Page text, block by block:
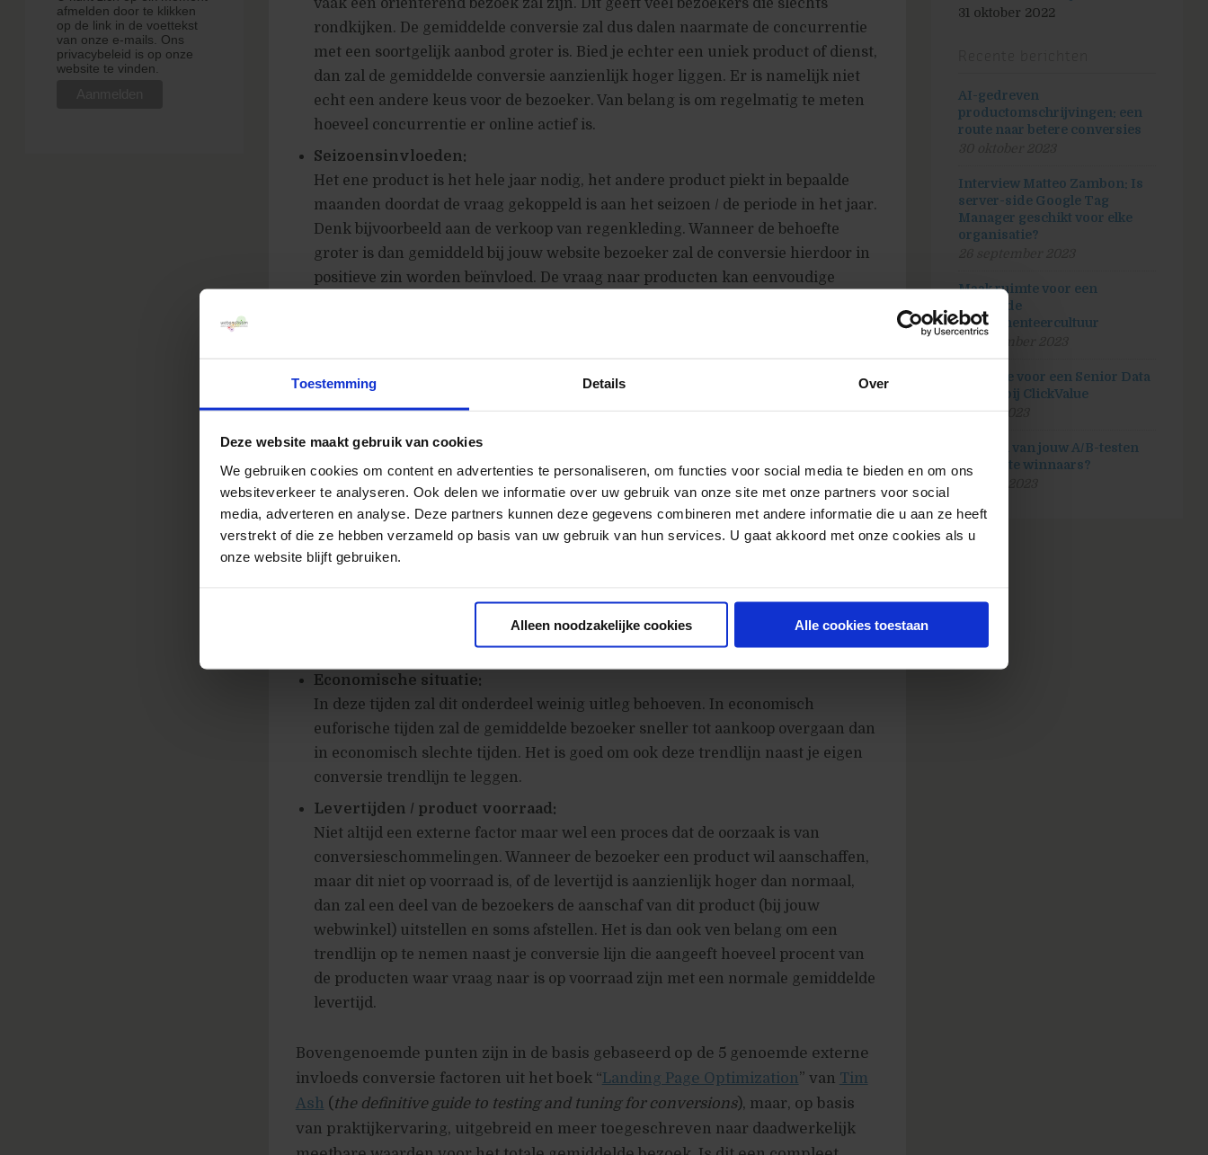
Toestemming Details Over
Deze website maakt gebruik van cookies
We gebruiken cookies om content en advertenties te personaliseren, om functies voor social media te bieden en om ons
websiteverkeer te analyseren. Ook delen we informatie over uw gebruik van onze site met onze partners voor social
media, adverteren en analyse. Deze partners kunnen deze gegevens combineren met andere informatie die u aan ze heeft
verstrekt of die ze hebben verzameld op basis van uw gebruik van hun services. U gaat akkoord met onze cookies als u
onze website blijft gebruiken.
Alleen noodzakelijke cookies Alle cookies toestaan
afmelden door te klikken
op de link in de voettekst
van onze e-mails. Ons
privacybeleid is op onze
website te vinden.
vaak een oriënterend bezoek zal zijn. Dit geeft veel bezoekers die slechts
rondkijken. De gemiddelde conversie zal dus dalen naarmate de concurrentie
met een soortgelijk aanbod groter is. Bied je echter een uniek product of dienst,
dan zal de gemiddelde conversie aanzienlijk hoger liggen. Er is namelijk niet
echt een andere keus voor de bezoeker. Van belang is om regelmatig te meten
hoeveel concurrentie er online actief is.
Seizoensinvloeden:
Het ene product is het hele jaar nodig, het andere product piekt in bepaalde
maanden doordat de vraag gekoppeld is aan het seizoen / de periode in het jaar.
Denk bijvoorbeeld aan de verkoop van regenkleding. Wanneer de behoefte
groter is dan gemiddeld bij jouw website bezoeker zal de conversie hierdoor in
positieve zin worden beïnvloed. De vraag naar producten kan eenvoudige
aangeboden op een fysieke lokatie daadwerkelijk aan te raken en te zien? Een
fysieke winkel heeft hogere conversies door het daadwerkelijk aanwezig zijn
hoger. Zodra het aantal winkels of lokaties waar het product te krijgen is voor
jouw websitebezoeker toeneemt onstaan er 2 invloeden op de conversie: 1)
daling aantal online conversies door kopen in fysieke winkel 2) stijging aantal
conversies door bekendheid met het product (het eerder hebben gezien, of het
speciaal hebben opgezocht). Het afzetten van de trendlijn van fysieke dichtheid
goed als mogelijk in kaart te brengen hoeveel bezoekers afhaken op de website
om later in de fysieke winkel te kopen, zodat er meer inzicht onstaat in het
verschil tussen de positieve en negatieve effecten van de fysieke dichtheid.
Economische situatie:
In deze tijden zal dit onderdeel weinig uitleg behoeven. In economisch
euforische tijden zal de gemiddelde bezoeker sneller tot aankoop overgaan dan
in economisch slechte tijden. Het is goed om ook deze trendlijn naast je eigen
conversie trendlijn te leggen.
Levertijden / product voorraad:
Niet altijd een externe factor maar wel een proces dat de oorzaak is van
conversieschommelingen. Wanneer de bezoeker een product wil aanschaffen,
maar dit niet op voorraad is, of de levertijd is aanzienlijk hoger dan normaal,
dan zal een deel van de bezoekers de aanschaf van dit product (bij jouw
webwinkel) uitstellen en soms afstellen. Het is dan ook ven belang om een
trendlijn op te nemen naast je conversie lijn die aangeeft hoeveel procent van
de producten waar vraag naar is op voorraad zijn met een normale gemiddelde
levertijd.
Bovengenoemde punten zijn in de basis gebaseerd op de 5 genoemde externe
invloeds conversie factoren uit het boek “Landing Page Optimization” van Tim
Ash (the definitive guide to testing and tuning for conversions), maar, op basis
van praktijkervaring, uitgebreid en meer toegeschreven naar daadwerkelijk
31 oktober 2022
AI-gedreven
productomschrijvingen: een
route naar betere conversies
Interview Matteo Zambon: Is
server-side Google Tag
Manager geschikt voor elke
organisatie?
Maak ruimte voor een
bloeiende
experimenteercultuur
Vacature voor een Senior Data
analist bij ClickValue
Hoeveel van jouw A/B-testen
zijn echte winnaars?